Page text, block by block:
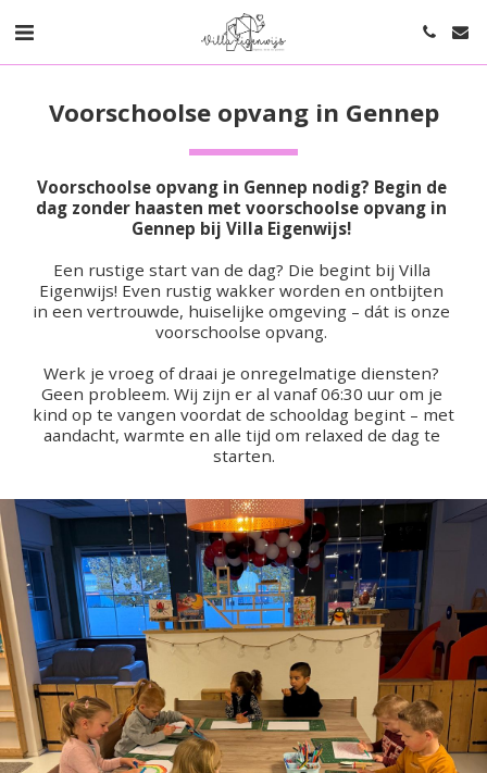
Voorschoolse opvang in Gennep
Voorschoolse opvang in Gennep nodig? Begin de
dag zonder haasten met voorschoolse opvang in
Gennep bij Villa Eigenwijs!
Een rustige start van de dag? Die begint bij Villa
Eigenwijs! Even rustig wakker worden en ontbijten
in een vertrouwde, huiselijke omgeving – dát is onze
voorschoolse opvang.
Werk je vroeg of draai je onregelmatige diensten?
Geen probleem. Wij zijn er al vanaf 06:30 uur om je
kind op te vangen voordat de schooldag begint – met
aandacht, warmte en alle tijd om relaxed de dag te
starten.